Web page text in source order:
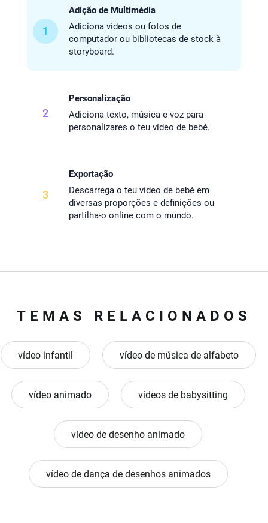
1
Adição de Multimédia
Adiciona vídeos ou fotos de
computador ou bibliotecas de stock à
storyboard.
2
Personalização
Adiciona texto, música e voz para
personalizares o teu vídeo de bebé.
3
Exportação
Descarrega o teu vídeo de bebé em
diversas proporções e definições ou
partilha-o online com o mundo.
TEMAS RELACIONADOS
vídeo infantil vídeo de música de alfabeto
vídeo animado vídeos de babysitting
vídeo de desenho animado
vídeo de dança de desenhos animados